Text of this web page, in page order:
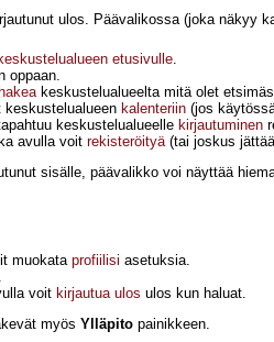
ulos. Päävalikossa (joka näkyy
etusivulle.
oppaan.
hakeakeskustelualueelta mitä olet
keskustelualueen kalenteriin(jos
keskustelualueelle kirjautuminen
avulla voit rekisteröityä(tai joskus
sisälle, päävalikko voi näyttää
muokata profiilisi asetuksia.
voit kirjautua ulos ulos kun haluat.
myös Ylläpitopainikkeen.